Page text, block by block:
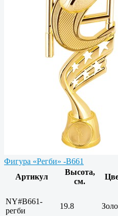
Фигура «Регби» -B661
Артикул
Высота,
см.
NY#B661-
регби
19.8